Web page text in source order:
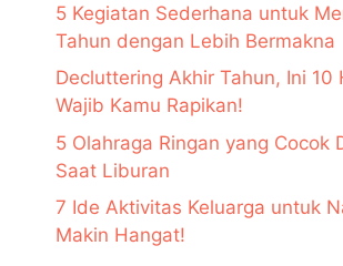
5 Kegiatan Sederhana untuk
Tahun dengan Lebih Bermakna
Decluttering Akhir Tahun, Ini 10
Wajib Kamu Rapikan!
5 Olahraga Ringan yang Cocok
Saat Liburan
7 Ide Aktivitas Keluarga untuk
Makin Hangat!